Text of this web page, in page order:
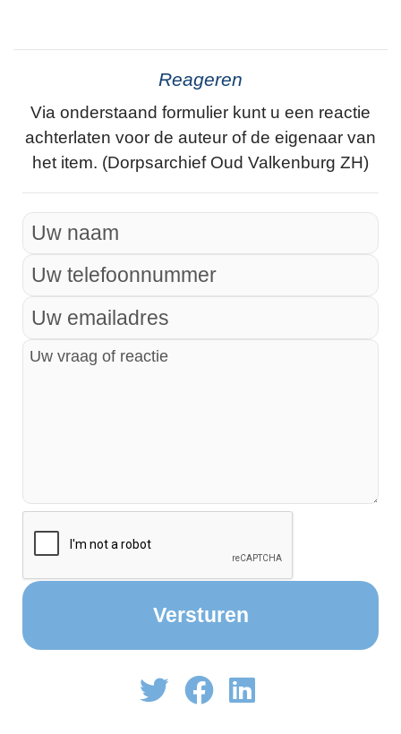
Reageren
Via onderstaand formulier kunt u een reactie
achterlaten voor de auteur of de eigenaar van
het item. (Dorpsarchief Oud Valkenburg ZH)